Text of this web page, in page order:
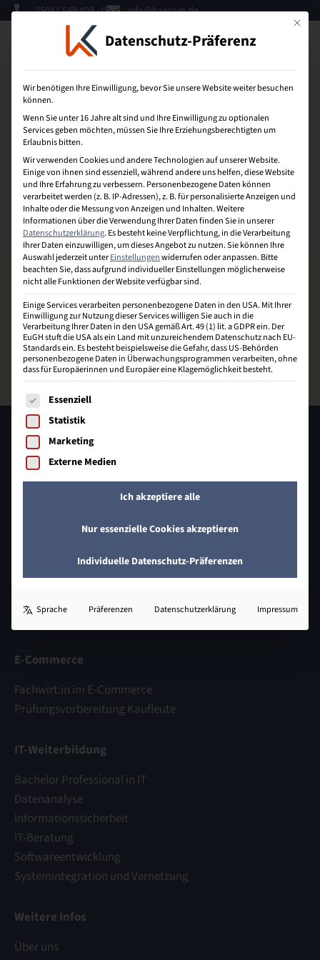
05041 649 409 - 0 info@bzecom.de
Sebastian Riley
Johann-Heinrich-Schröder-Straße 32
31832 Springe
05041 649 409 - 0
E-Commerce
Fachwirt:in im E-Commerce
Prüfungsvorbereitung Kaufleute
IT-Weiterbildung
Bachelor Professional in IT
Datenanalyse
Informationssicherheit
IT-Beratung
Softwareentwicklung
Systemintegration und Vernetzung
Weitere Infos
Über uns
Mit
Datenschutz-Präferenz
Wir benötigen Ihre Einwilligung, bevor Sie unsere Website weiter besuchen
können.
Wenn Sie unter 16 Jahre alt sind und Ihre Einwilligung zu optionalen
Services geben möchten, müssen Sie Ihre Erziehungsberechtigten um
Erlaubnis bitten.
Wir verwenden Cookies und andere Technologien auf unserer Website.
Einige von ihnen sind essenziell, während andere uns helfen, diese Website
und Ihre Erfahrung zu verbessern.Personenbezogene Daten können
verarbeitet werden (z. B. IP-Adressen), z. B. für personalisierte Anzeigen und
Inhalte oder die Messung von Anzeigen und Inhalten.Weitere
Informationen über die Verwendung Ihrer Daten finden Sie in unserer
Datenschutzerklärung.Es besteht keine Verpflichtung, in die Verarbeitung
Ihrer Daten einzuwilligen, um dieses Angebot zu nutzen.Sie können Ihre
Auswahl jederzeit unterEinstellungenwiderrufen oder anpassen.Bitte
beachten Sie, dass aufgrund individueller Einstellungen möglicherweise
nicht alle Funktionen der Website verfügbar sind.
Einige Services verarbeiten personenbezogene Daten in den USA. Mit Ihrer
Einwilligung zur Nutzung dieser Services willigen Sie auch in die
Verarbeitung Ihrer Daten in den USA gemäß Art. 49 (1) lit. a GDPR ein. Der
EuGH stuft die USA als ein Land mit unzureichendem Datenschutz nach EU-
Standards ein. Es besteht beispielsweise die Gefahr, dass US-Behörden
personenbezogene Daten in Überwachungsprogrammen verarbeiten, ohne
dass für Europäerinnen und Europäer eine Klagemöglichkeit besteht.
Es folgt eine Liste der Service-Gruppen, für die eine
Essenziell
Statistik
Marketing
Externe Medien
Ich akzeptiere alle
Nur essenzielle Cookies akzeptieren
Individuelle Datenschutz-Präferenzen
Sprache Präferenzen Datenschutzerklärung Impressum